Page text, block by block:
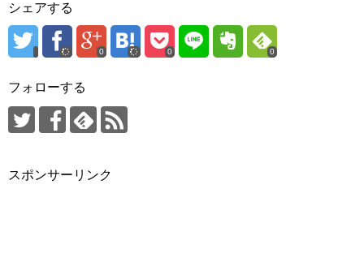
シェアする
0 0 0
フォローする
スポンサーリンク